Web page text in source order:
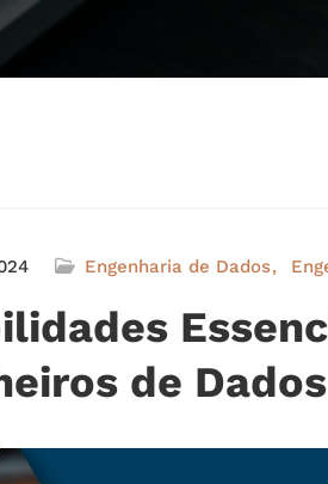
Engenharia de Dados
de Dados